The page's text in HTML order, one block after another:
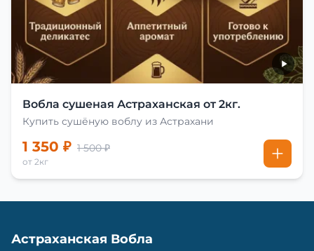
Вобла сушеная Астраханская от 2кг.
Купить сушёную воблу из Астрахани
1 350 ₽ 1 500 ₽
от 2кг
Астраханская Вобла